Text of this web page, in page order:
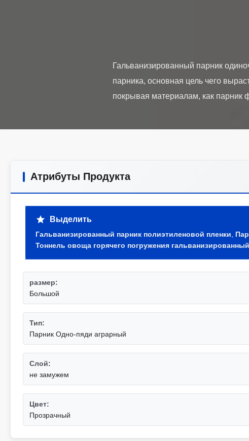
Гальванизированный парник
парника, основная цель чего
Атрибуты Продукта
Выделить
Гальванизированный парник полиэтиленовой пленки
Тоннель овоща горячего погружения гальванизированный
размер:
Большой
Тип:
Парник Одно-пяди аграрный
Слой:
не замужем
Цвет:
Прозрачный